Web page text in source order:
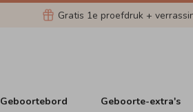
Gratis 1e proefdruk +
Geboortebord Geboorte-extra's